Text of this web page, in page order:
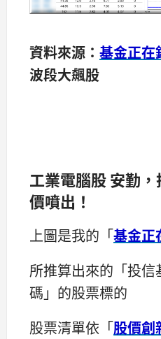
資料來源： 基金正在
波段大飆股
工業電腦股 安勤
價噴出！
上圖是我的「基金正
所推算出來的「投
碼」的股票標的
股票清單依「股價創